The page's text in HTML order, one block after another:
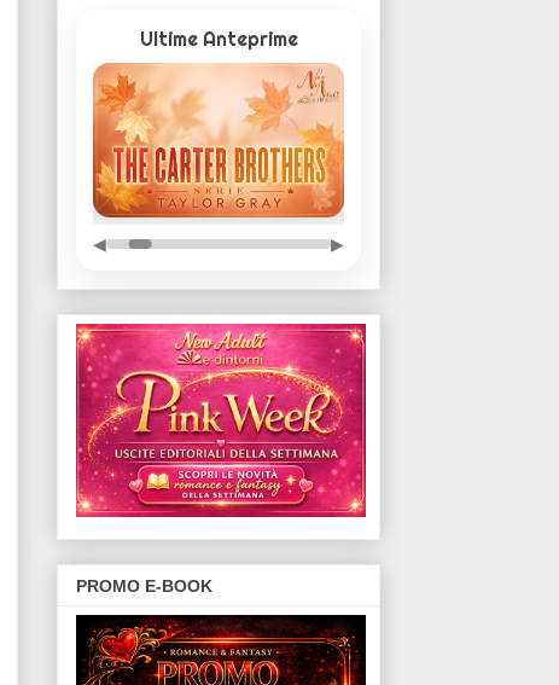
Ultime Anteprime
◀ ▶
PROMO E-BOOK